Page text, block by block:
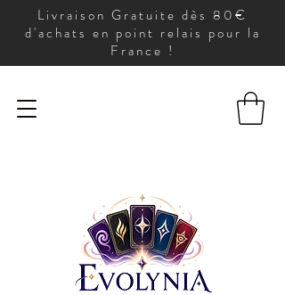
Livraison Gratuite dès 80€
d'achats en point relais pour la
France !